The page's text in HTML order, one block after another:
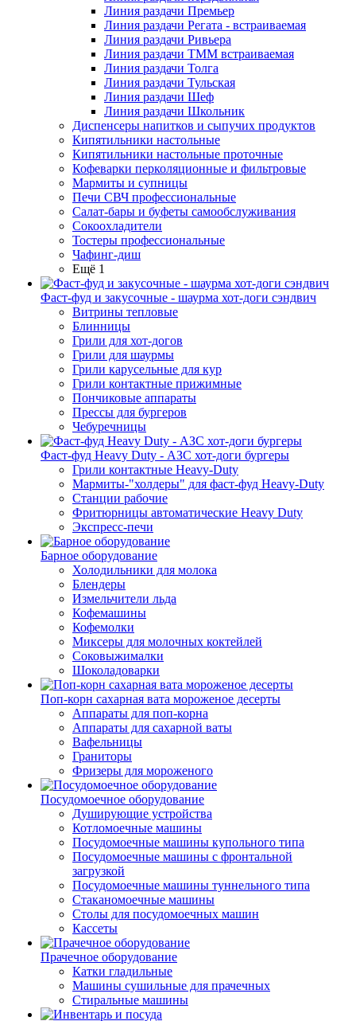
Линия раздачи Премьер
Линия раздачи Регата - встраиваемая
Линия раздачи Ривьера
Линия раздачи ТММ встраиваемая
Линия раздачи Толга
Линия раздачи Тульская
Линия раздачи Шеф
Линия раздачи Школьник
Диспенсеры напитков и сыпучих продуктов
Кипятильники настольные
Кипятильники настольные проточные
Кофеварки перколяционные и фильтровые
Мармиты и супницы
Печи СВЧ профессиональные
Салат-бары и буфеты самообслуживания
Сокоохладители
Тостеры профессиональные
Чафинг-диш
Ещё 1
Фаст-фуд и закусочные - шаурма хот-доги сэндвич
Витрины тепловые
Блинницы
Грили для хот-догов
Грили для шаурмы
Грили карусельные для кур
Грили контактные прижимные
Пончиковые аппараты
Прессы для бургеров
Чебуречницы
Фаст-фуд Heavy Duty - АЗС хот-доги бургеры
Грили контактные Heavy-Duty
Мармиты-"холдеры" для фаст-фуд Heavy-Duty
Станции рабочие
Фритюрницы автоматические Heavy Duty
Экспресс-печи
Барное оборудование
Холодильники для молока
Блендеры
Измельчители льда
Кофемашины
Кофемолки
Миксеры для молочных коктейлей
Соковыжималки
Шоколадоварки
Поп-корн сахарная вата мороженое десерты
Аппараты для поп-корна
Аппараты для сахарной ваты
Вафельницы
Граниторы
Фризеры для мороженого
Посудомоечное оборудование
Душирующие устройства
Котломоечные машины
Посудомоечные машины купольного типа
Посудомоечные машины с фронтальной
загрузкой
Посудомоечные машины туннельного типа
Стаканомоечные машины
Столы для посудомоечных машин
Кассеты
Прачечное оборудование
Катки гладильные
Машины сушильные для прачечных
Стиральные машины